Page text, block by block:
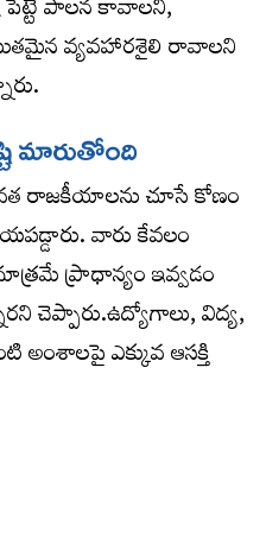
పెట్టే పాలన కావాలని,
వ్యవహారశైలి రావాలని
మారుతోంది
రాజకీయాలను చూసే కోణం
వారు కేవలం
ప్రాధాన్యం ఇవ్వడం
చెప్పారు.ఉద్యోగాలు, విద్య,
అంశాలపై ఎక్కువ ఆసక్తి